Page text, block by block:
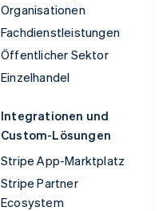
Organisationen
Fachdienstleistungen
Öffentlicher Sektor
Einzelhandel
Integrationen und
Custom-Lösungen
Stripe App-Marktplatz
Stripe Partner
Ecosystem